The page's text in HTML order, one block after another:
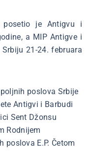
je Antigvu i
a MIP Antigve i
Srbiju 21-24. februara
poslova Srbije
Antigvi i Barbudi
Sent Džonsu
Rodnijem
E.P. Četom